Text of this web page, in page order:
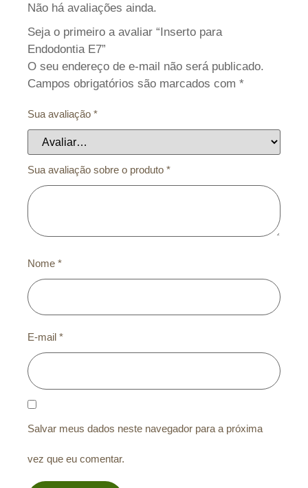
Não há avaliações ainda.
Seja o primeiro a avaliar “Inserto para
Endodontia E7”
O seu endereço de e-mail não será publicado.
Campos obrigatórios são marcados com *
Sua avaliação *
Sua avaliação sobre o produto *
Nome *
E-mail *
Salvar meus dados neste navegador para a próxima
vez que eu comentar.